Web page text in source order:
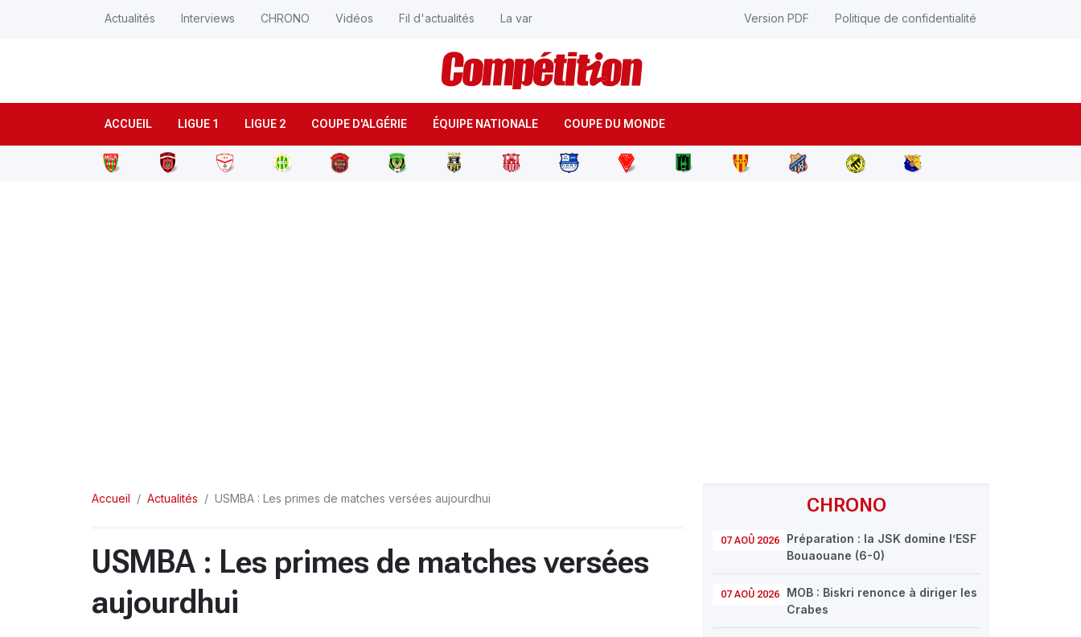
ACCUEIL LIGUE 1 LIGUE 2 COUPE D'ALGÉRIE ÉQUIPE NATIONALE COUPE DU MONDE
Actualités Interviews CHRONO Vidéos Fil d'actualités La var Version PDF Politique de confidentialité
CHRONO
07 AOÛ 2026
Préparation : la JSK domine l’ESF
Bouaouane (6-0)
07 AOÛ 2026
MOB : Biskri renonce à diriger les
Crabes
Accueil Actualités USMBA : Les primes de matches versées aujourdhui
USMBA : Les primes de matches versées
aujourdhui